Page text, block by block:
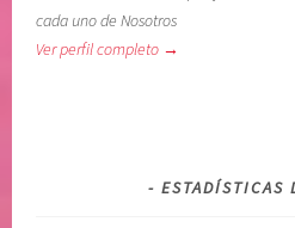
cada uno de Nosotros
Ver perfil completo →
ESTADÍSTICAS